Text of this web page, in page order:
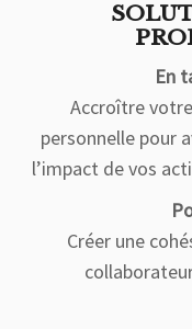
En
Accroître
personnelle pour
l’impact de vos
Créer une